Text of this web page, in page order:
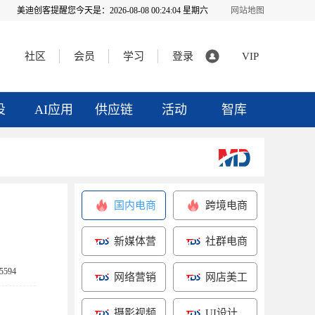
美迪创客提醒您今天是： 2026-08-08 00:24:04 星期六 网站地图
社区 会员 学习 登录 VIP
AI应用 供应链 活动 智库
国内电商 跨境电商
新媒体营 社群电商
网络营销 网店美工